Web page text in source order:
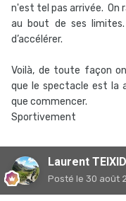
n'est tel pas arrivée. On
au bout de ses
d’accélérer.
Voilà, de toute façon
que le spectacle est
que commencer.
Sportivement
Laurent TEIXID
Posté le 30 août